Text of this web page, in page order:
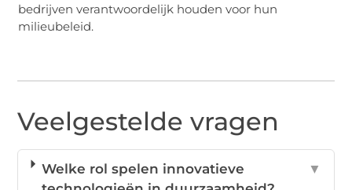
bedrijven verantwoordelijk houden voor hun
milieubeleid.
Veelgestelde vragen
Welke rol spelen innovatieve
▼